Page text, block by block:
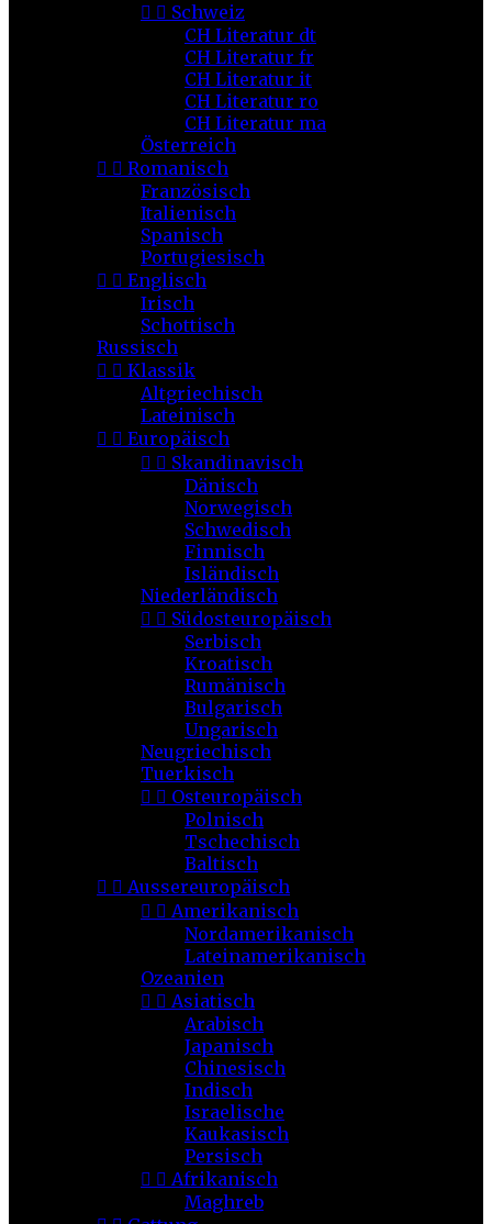
  Schweiz
CH Literatur dt
CH Literatur fr
CH Literatur it
CH Literatur ro
CH Literatur ma
Österreich
  Romanisch
Französisch
Italienisch
Spanisch
Portugiesisch
  Englisch
Irisch
Schottisch
Russisch
  Klassik
Altgriechisch
Lateinisch
  Europäisch
  Skandinavisch
Dänisch
Norwegisch
Schwedisch
Finnisch
Isländisch
Niederländisch
  Südosteuropäisch
Serbisch
Kroatisch
Rumänisch
Bulgarisch
Ungarisch
Neugriechisch
Tuerkisch
  Osteuropäisch
Polnisch
Tschechisch
Baltisch
  Aussereuropäisch
  Amerikanisch
Nordamerikanisch
Lateinamerikanisch
Ozeanien
  Asiatisch
Arabisch
Japanisch
Chinesisch
Indisch
Israelische
Kaukasisch
Persisch
  Afrikanisch
Maghreb